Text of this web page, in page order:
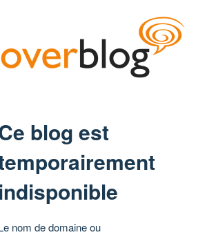
blog est
indisponible
nom de domaine ou